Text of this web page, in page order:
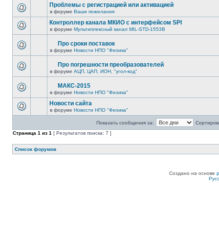
Проблемы с регистрацией или активацией
в форуме Ваши пожелания
Контроллер канала МКИО с интерфейсом SPI
в форуме Мультиплексный канал MIL-STD-1553B
Про сроки поставок
в форуме Новости НПО "Физика"
Про погрешности преобразователей
в форуме АЦП, ЦАП, ИОН, "угол-код"
МАКС-2015
в форуме Новости НПО "Физика"
Новости сайта
в форуме Новости НПО "Физика"
Показать сообщения за:
Страница 1 из 1 [ Результатов поиска: 7 ]
Список форумов
Создано на основе